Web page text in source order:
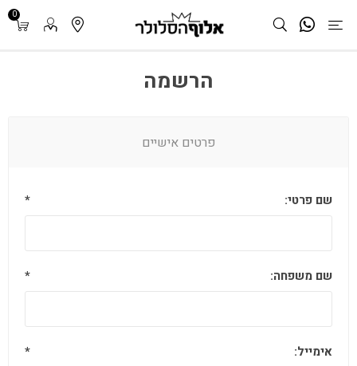
0
הרשמה
פרטים אישיים
שם פרטי: *
שם משפחה: *
אימייל: *